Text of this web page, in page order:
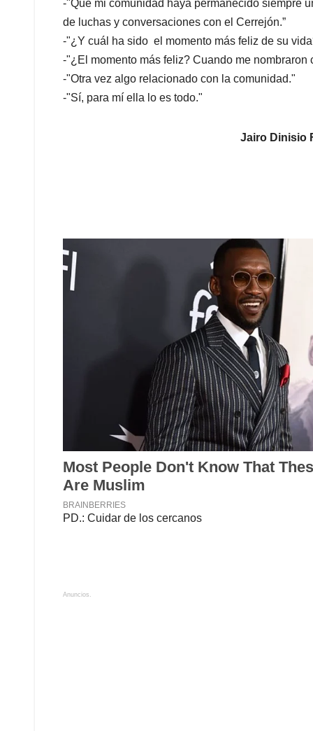
-"Que mi comunidad haya permanecido siempre
de luchas y conversaciones con el Cerrejón.”
-"¿Y cuál ha sido el momento más feliz de su
-"¿El momento más feliz? Cuando me
-"Otra vez algo relacionado con la comunidad."
-"Sí, para mí ella lo es todo."
Jairo Dinisio
PD.: Cuidar de los cercanos
Anuncios.